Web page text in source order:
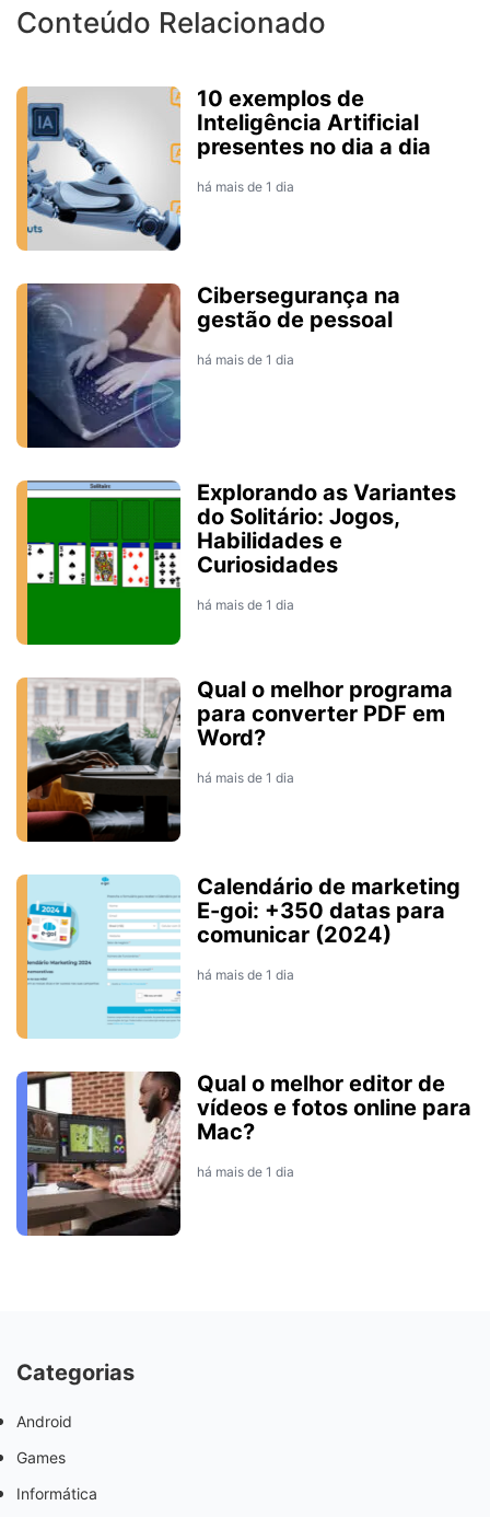
Conteúdo Relacionado
10 exemplos de
Inteligência Artificial
presentes no dia a dia
há mais de 1 dia
Cibersegurança na
gestão de pessoal
há mais de 1 dia
Explorando as Variantes
do Solitário: Jogos,
Habilidades e
Curiosidades
há mais de 1 dia
Qual o melhor programa
para converter PDF em
Word?
há mais de 1 dia
Calendário de marketing
E-goi: +350 datas para
comunicar (2024)
há mais de 1 dia
Qual o melhor editor de
vídeos e fotos online para
Mac?
há mais de 1 dia
Categorias
Android
Games
Informática